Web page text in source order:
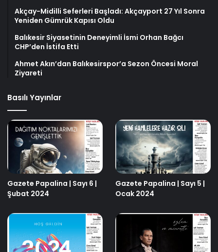
Akçay-Midilli Seferleri Başladı: Akçayport 27 Yıl Sonra
Yeniden Gümrük Kapısı Oldu
Balıkesir Siyasetinin Deneyimli İsmi Orhan Bağcı
CHP’den İstifa Etti
Ahmet Akın’dan Balıkesirspor’a Sezon Öncesi Moral
Ziyareti
Basılı Yayınlar
Gazete Papalina | Sayı 6 |
Şubat 2024
Gazete Papalina | Sayı 5 |
Ocak 2024